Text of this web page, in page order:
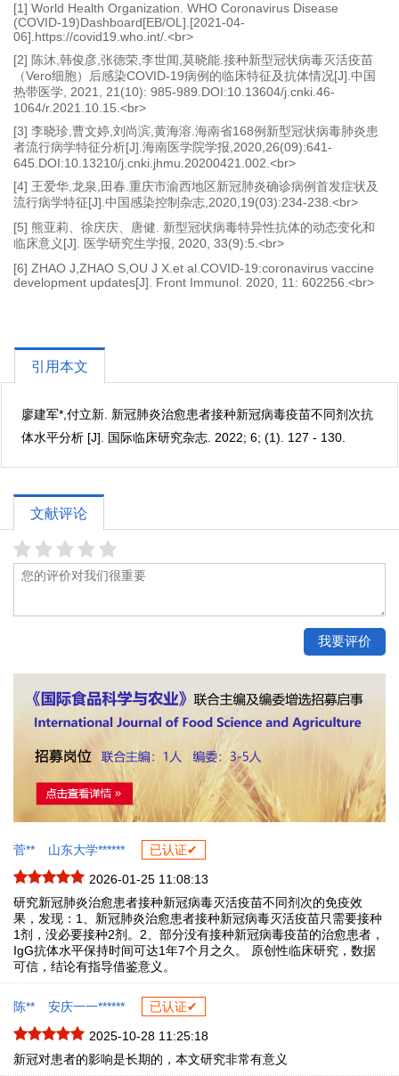
[1] World Health Organization. WHO Coronavirus Disease
(COVID-19)Dashboard[EB/OL].[2021-04-
06].https://covid19.who.int/.<br>
[2] 陈沐,韩俊彦,张德荣,李世闻,莫晓能.接种新型冠状病毒灭活疫苗
（Vero细胞）后感染COVID-19病例的临床特征及抗体情况[J].中国
热带医学, 2021, 21(10): 985-989.DOI:10.13604/j.cnki.46-
1064/r.2021.10.15.<br>
[3] 李晓珍,曹文婷,刘尚滨,黄海溶.海南省168例新型冠状病毒肺炎患
者流行病学特征分析[J].海南医学院学报,2020,26(09):641-
645.DOI:10.13210/j.cnki.jhmu.20200421.002.<br>
[4] 王爱华,龙泉,田春.重庆市渝西地区新冠肺炎确诊病例首发症状及
流行病学特征[J].中国感染控制杂志,2020,19(03):234-238.<br>
[5] 熊亚莉、徐庆庆、唐健. 新型冠状病毒特异性抗体的动态变化和
临床意义[J]. 医学研究生学报, 2020, 33(9):5.<br>
[6] ZHAO J,ZHAO S,OU J X.et al.COVID-19:coronavirus vaccine
development updates[J]. Front Immunol. 2020, 11: 602256.<br>
引用本文
廖建军*,付立新. 新冠肺炎治愈患者接种新冠病毒疫苗不同剂次抗
体水平分析 [J]. 国际临床研究杂志. 2022; 6; (1). 127 - 130.
文献评论
菅** 山东大学****** 已认证✔
2026-01-25 11:08:13
研究新冠肺炎治愈患者接种新冠病毒灭活疫苗不同剂次的免疫效
果，发现：1、新冠肺炎治愈患者接种新冠病毒灭活疫苗只需要接种
1剂，没必要接种2剂。2、部分没有接种新冠病毒疫苗的治愈患者，
IgG抗体水平保持时间可达1年7个月之久。 原创性临床研究，数据
可信，结论有指导借鉴意义。
陈** 安庆一一****** 已认证✔
2025-10-28 11:25:18
新冠对患者的影响是长期的，本文研究非常有意义